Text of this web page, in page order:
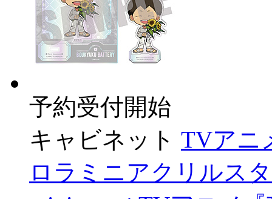
予約受付開始
キャビネット TVアニ
ロラミニアクリルス